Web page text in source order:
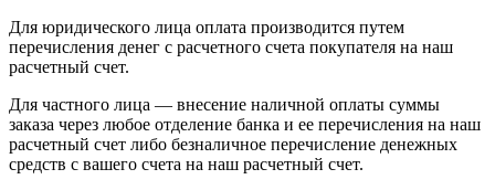
Для юридического лица оплата производится путем
перечисления денег с расчетного счета покупателя на наш
расчетный счет.
Для частного лица — внесение наличной оплаты суммы
заказа через любое отделение банка и ее перечисления на наш
расчетный счет либо безналичное перечисление денежных
средств с вашего счета на наш расчетный счет.